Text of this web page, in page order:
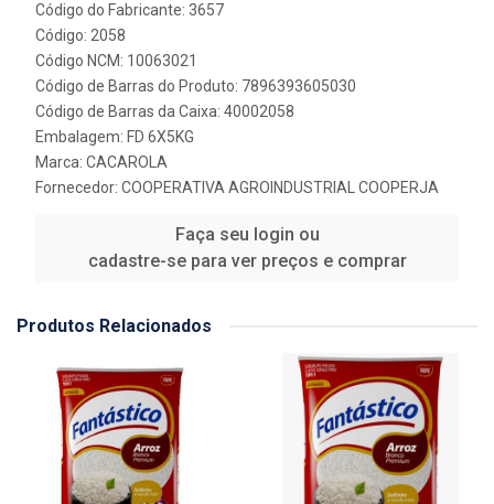
Código do Fabricante: 3657
Código: 2058
Código NCM: 10063021
Código de Barras do Produto: 7896393605030
Código de Barras da Caixa: 40002058
Embalagem: FD 6X5KG
Marca: CACAROLA
Fornecedor: COOPERATIVA AGROINDUSTRIAL COOPERJA
Faça seu login ou
cadastre-se para ver preços e comprar
Produtos Relacionados